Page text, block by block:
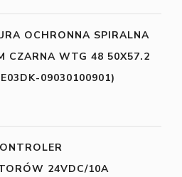
OCHRONNA SPIRALNA
CZARNA WTG 48 50X57.2
09030100901)
24VDC/10A